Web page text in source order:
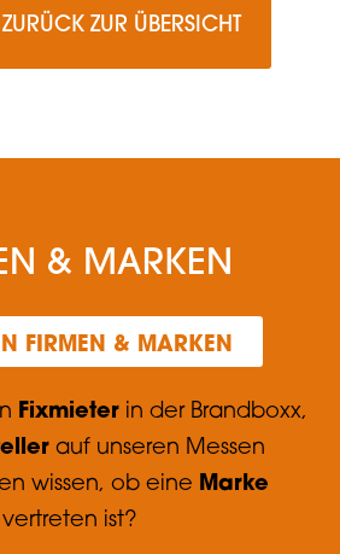
& MARKEN
FIRMEN & MARKEN
Fixmieter in der Brandboxx,
auf unseren Messen
wissen, ob eine Marke
vertreten ist?